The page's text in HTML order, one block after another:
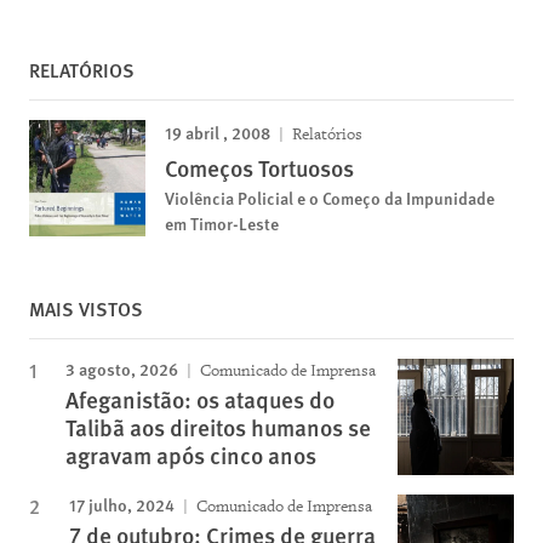
RELATÓRIOS
19 abril , 2008 Relatórios
Começos Tortuosos
Violência Policial e o Começo da Impunidade
em Timor-Leste
MAIS VISTOS
3 agosto, 2026 Comunicado de Imprensa
Afeganistão: os ataques do
Talibã aos direitos humanos se
agravam após cinco anos
17 julho, 2024 Comunicado de Imprensa
7 de outubro: Crimes de guerra